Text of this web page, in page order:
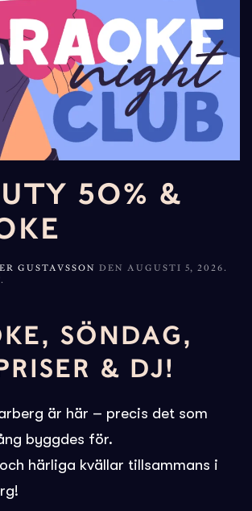
50% &
GUSTAVSSON DEN AUGUSTI 5, 2026 .
.
SÖNDAG,
& DJ!
är här – precis det som
byggdes för.
härliga kvällar tillsammans i